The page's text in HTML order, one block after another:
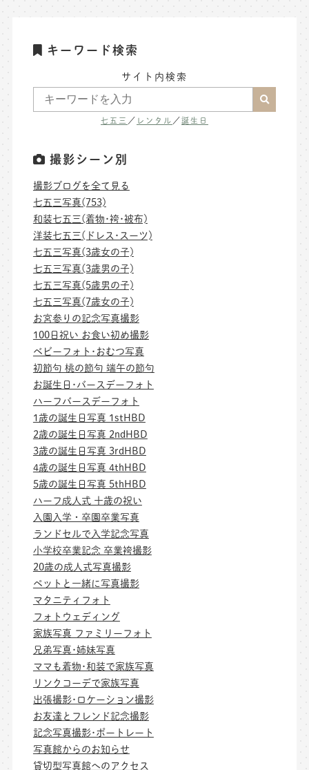
キーワード検索
サイト内検索
七五三 ／ レンタル ／誕生日
撮影シーン別
撮影ブログを全て見る
七五三写真(753)
和装七五三(着物･袴･被布)
洋装七五三(ドレス･スーツ)
七五三写真(3歳女の子)
七五三写真(3歳男の子)
七五三写真(5歳男の子)
七五三写真(7歳女の子)
お宮参りの記念写真撮影
100日祝い お食い初め撮影
ベビーフォト･おむつ写真
初節句 桃の節句 端午の節句
お誕生日･バースデーフォト
ハーフバースデーフォト
1歳の誕生日写真 1stHBD
2歳の誕生日写真 2ndHBD
3歳の誕生日写真 3rdHBD
4歳の誕生日写真 4thHBD
5歳の誕生日写真 5thHBD
ハーフ成人式 十歳の祝い
入園入学・卒園卒業写真
ランドセルで入学記念写真
小学校卒業記念 卒業袴撮影
20歳の成人式写真撮影
ペットと一緒に写真撮影
マタニティフォト
フォトウェディング
家族写真 ファミリーフォト
兄弟写真･姉妹写真
ママも着物･和装で家族写真
リンクコーデで家族写真
出張撮影･ロケーション撮影
お友達とフレンド記念撮影
記念写真撮影･ポートレート
写真館からのお知らせ
貸切型写真館へのアクセス